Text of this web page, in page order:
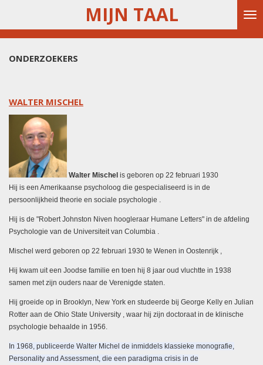
hoofdinhoud
MIJN TAAL
ONDERZOEKERS
WALTER MISCHEL
Walter Mischel is geboren op 22 februari 1930
Hij is een Amerikaanse psycholoog die gespecialiseerd is in de
persoonlijkheid theorie en sociale psychologie .
Hij is de "Robert Johnston Niven hoogleraar Humane Letters" in de afdeling
Psychologie van de Universiteit van Columbia .
Mischel werd geboren op 22 februari 1930 te Wenen in Oostenrijk ,
Hij kwam uit een Joodse familie en toen hij 8 jaar oud vluchtte in 1938
samen met zijn ouders naar de Verenigde staten.
Hij groeide op in Brooklyn, New York en studeerde bij George Kelly en Julian
Rotter aan de Ohio State University , waar hij zijn doctoraatin de klinische
psychologie behaalde in 1956.
In 1968, publiceerde Walter Michel de inmiddels klassieke monografie,
Personality and Assessment, die een paradigma crisis in de